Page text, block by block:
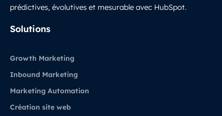
prédictives, évolutives et mesurable avec HubSpot.
Solutions
Growth Marketing
Inbound Marketing
Marketing Automation
Création site web